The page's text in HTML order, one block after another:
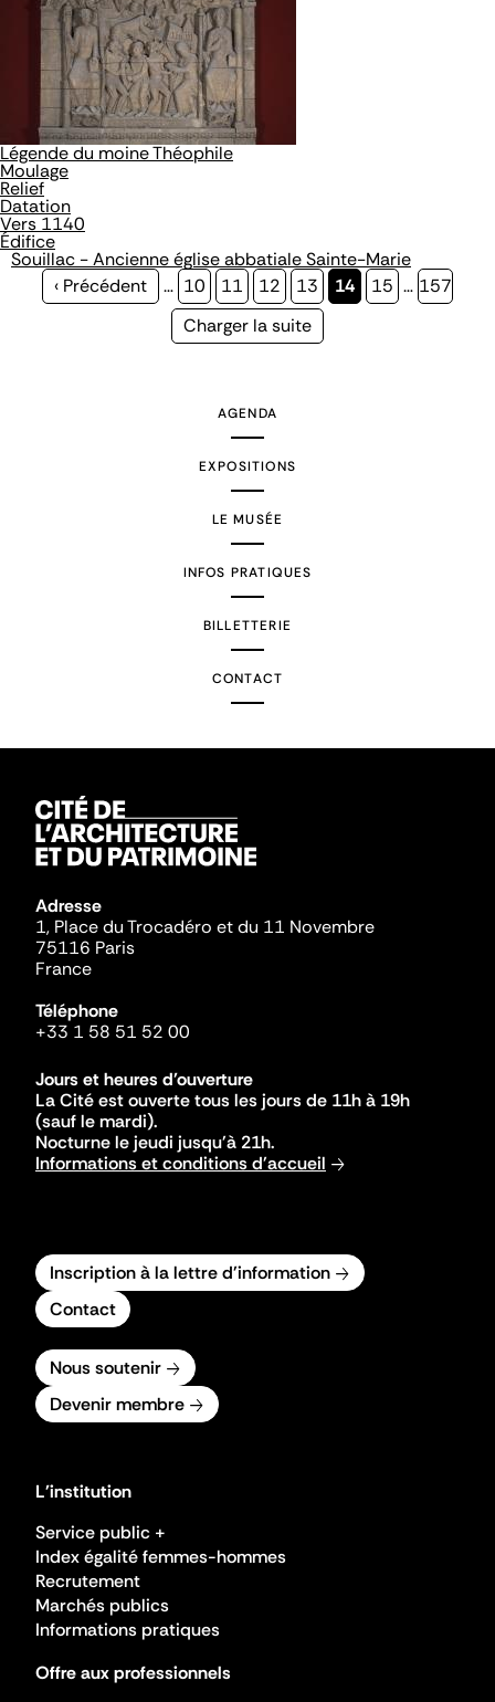
Légende du moine Théophile
Moulage
Relief
Datation
Vers 1140
Édifice
Souillac - Ancienne église abbatiale Sainte-Marie
Page
‹ Précédent … Page
10 Page
11 Page
12 Page
13
Page
14 Page
15 … Page
157
Page
Charger la suite
AGENDA
EXPOSITIONS
LE MUSÉE
INFOS PRATIQUES
BILLETTERIE
CONTACT
Adresse
1, Place du Trocadéro et du 11 Novembre
75116 Paris
France
Téléphone
+33 1 58 51 52 00
Jours et heures d'ouverture
La Cité est ouverte tous les jours de 11h à 19h
(sauf le mardi).
Nocturne le jeudi jusqu'à 21h.
Informations et conditions d'accueil
Inscription à la lettre d'information
Contact
Nous soutenir
Devenir membre
L'institution
Service public +
Index égalité femmes-hommes
Recrutement
Marchés publics
Informations pratiques
Offre aux professionnels